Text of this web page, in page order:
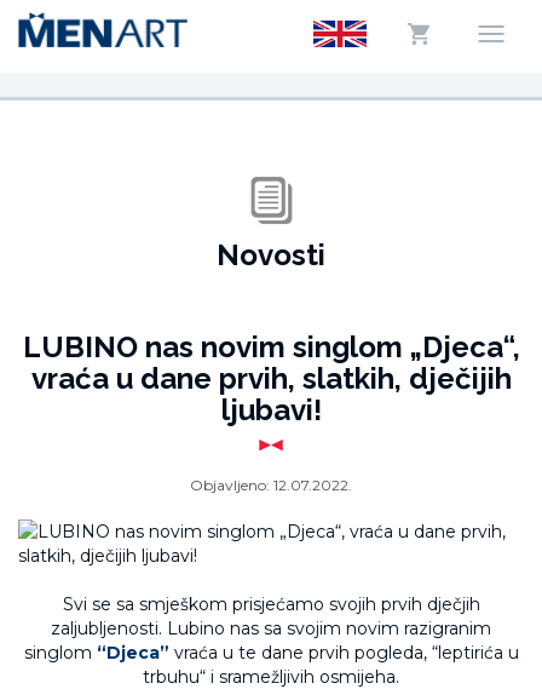
Novosti
LUBINO nas novim singlom „Djeca“,
vraća u dane prvih, slatkih, dječijih
ljubavi!
Objavljeno: 12.07.2022.
Svi se sa smješkom prisjećamo svojih prvih dječjih
zaljubljenosti. Lubino nas sa svojim novim razigranim
singlom “Djeca” vraća u te dane prvih pogleda, “leptirića u
trbuhu“ i sramežljivih osmijeha.